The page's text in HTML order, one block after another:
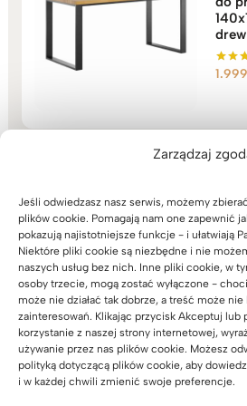
Zarządzaj
Jeśli odwiedzasz nasz serwis, możemy
plików cookie. Pomagają nam one zapewnić
pokazują najistotniejsze funkcje - i ułatwiają
Niektóre pliki cookie są niezbędne i nie
naszych usług bez nich. Inne pliki cookie, w
osoby trzecie, mogą zostać wyłączone -
może nie działać tak dobrze, a treść może
zainteresowań. Klikając przycisk Akceptuj lub
korzystanie z naszej strony internetowej,
używanie przez nas plików cookie. Możesz
polityką dotyczącą plików cookie, aby
i w każdej chwili zmienić swoje preferencje.
na 5
1.259